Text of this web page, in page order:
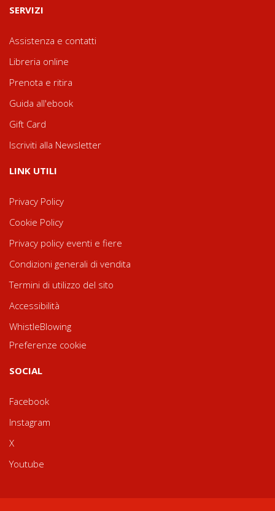
SERVIZI
Assistenza e contatti
Libreria online
Prenota e ritira
Guida all'ebook
Gift Card
Iscriviti alla Newsletter
LINK UTILI
Privacy Policy
Cookie Policy
Privacy policy eventi e fiere
Condizioni generali di vendita
Termini di utilizzo del sito
Accessibilità
WhistleBlowing
Preferenze cookie
SOCIAL
Facebook
Instagram
X
Youtube